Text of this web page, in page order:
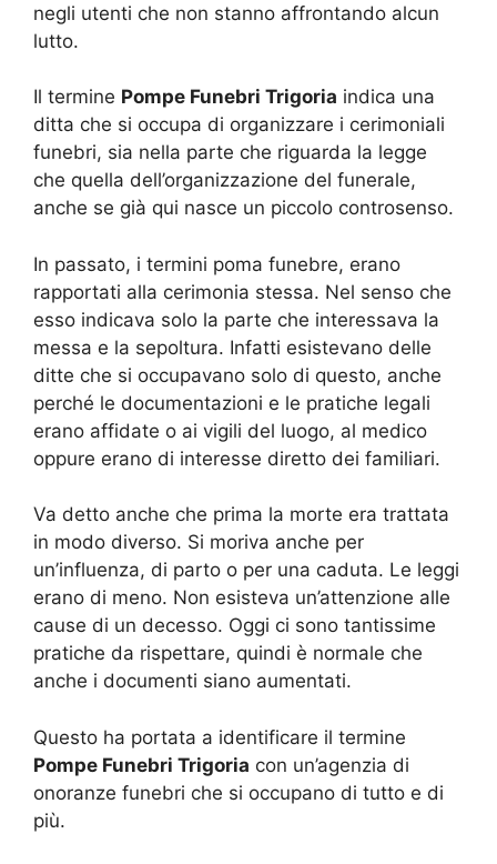
negli utenti che non stanno affrontando alcun
lutto.
Il termine Pompe Funebri Trigoria indica una
ditta che si occupa di organizzare i cerimoniali
funebri, sia nella parte che riguarda la legge
che quella dell’organizzazione del funerale,
anche se già qui nasce un piccolo controsenso.
In passato, i termini poma funebre, erano
rapportati alla cerimonia stessa. Nel senso che
esso indicava solo la parte che interessava la
messa e la sepoltura. Infatti esistevano delle
ditte che si occupavano solo di questo, anche
perché le documentazioni e le pratiche legali
erano affidate o ai vigili del luogo, al medico
oppure erano di interesse diretto dei familiari.
Va detto anche che prima la morte era trattata
in modo diverso. Si moriva anche per
un’influenza, di parto o per una caduta. Le leggi
erano di meno. Non esisteva un’attenzione alle
cause di un decesso. Oggi ci sono tantissime
pratiche da rispettare, quindi è normale che
anche i documenti siano aumentati.
Questo ha portata a identificare il termine
Pompe Funebri Trigoria con un’agenzia di
onoranze funebri che si occupano di tutto e di
più.